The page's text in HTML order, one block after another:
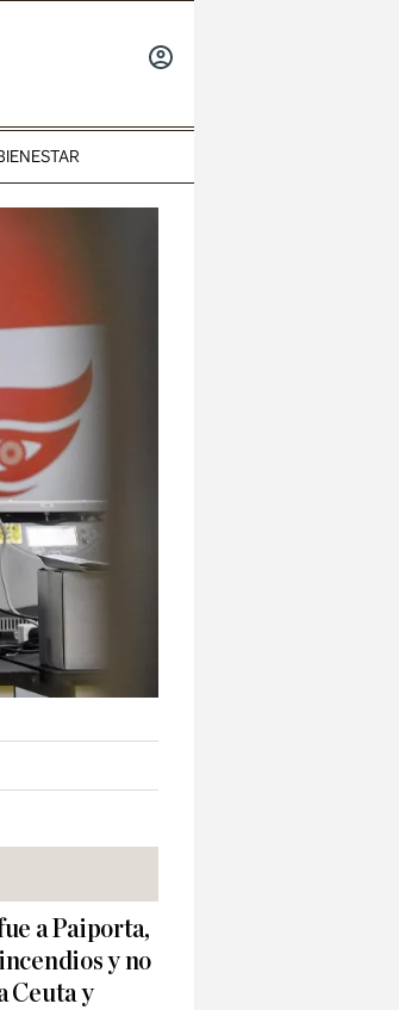
a Paiporta,
y no
Ceuta y